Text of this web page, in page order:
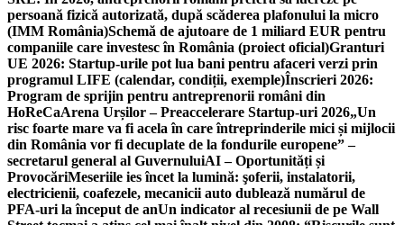
persoană fizică autorizată, după scăderea plafonului la micro
(IMM România)Schemă de ajutoare de 1 miliard EUR pentru
companiile care investesc în România (proiect oficial)Granturi
UE 2026: Startup-urile pot lua bani pentru afaceri verzi prin
programul LIFE (calendar, condiții, exemple)Înscrieri 2026:
Program de sprijin pentru antreprenorii români din
HoReCaArena Urșilor – Preaccelerare Startup-uri 2026„Un
risc foarte mare va fi acela în care întreprinderile mici și mijlocii
din România vor fi decuplate de la fondurile europene” –
secretarul general al GuvernuluiAI – Oportunități și
ProvocăriMeseriile ies încet la lumină: şoferii, instalatorii,
electricienii, coafezele, mecanicii auto dublează numărul de
PFA-uri la început de anUn indicator al recesiunii de pe Wall